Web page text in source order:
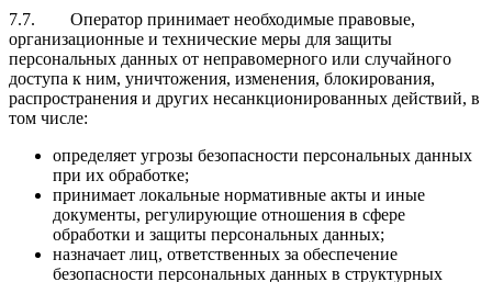
7.7. Оператор принимает необходимые правовые,
организационные и технические меры для защиты
персональных данных от неправомерного или случайного
доступа к ним, уничтожения, изменения, блокирования,
распространения и других несанкционированных действий, в
том числе:
определяет угрозы безопасности персональных данных
при их обработке;
принимает локальные нормативные акты и иные
документы, регулирующие отношения в сфере
обработки и защиты персональных данных;
назначает лиц, ответственных за обеспечение
безопасности персональных данных в структурных